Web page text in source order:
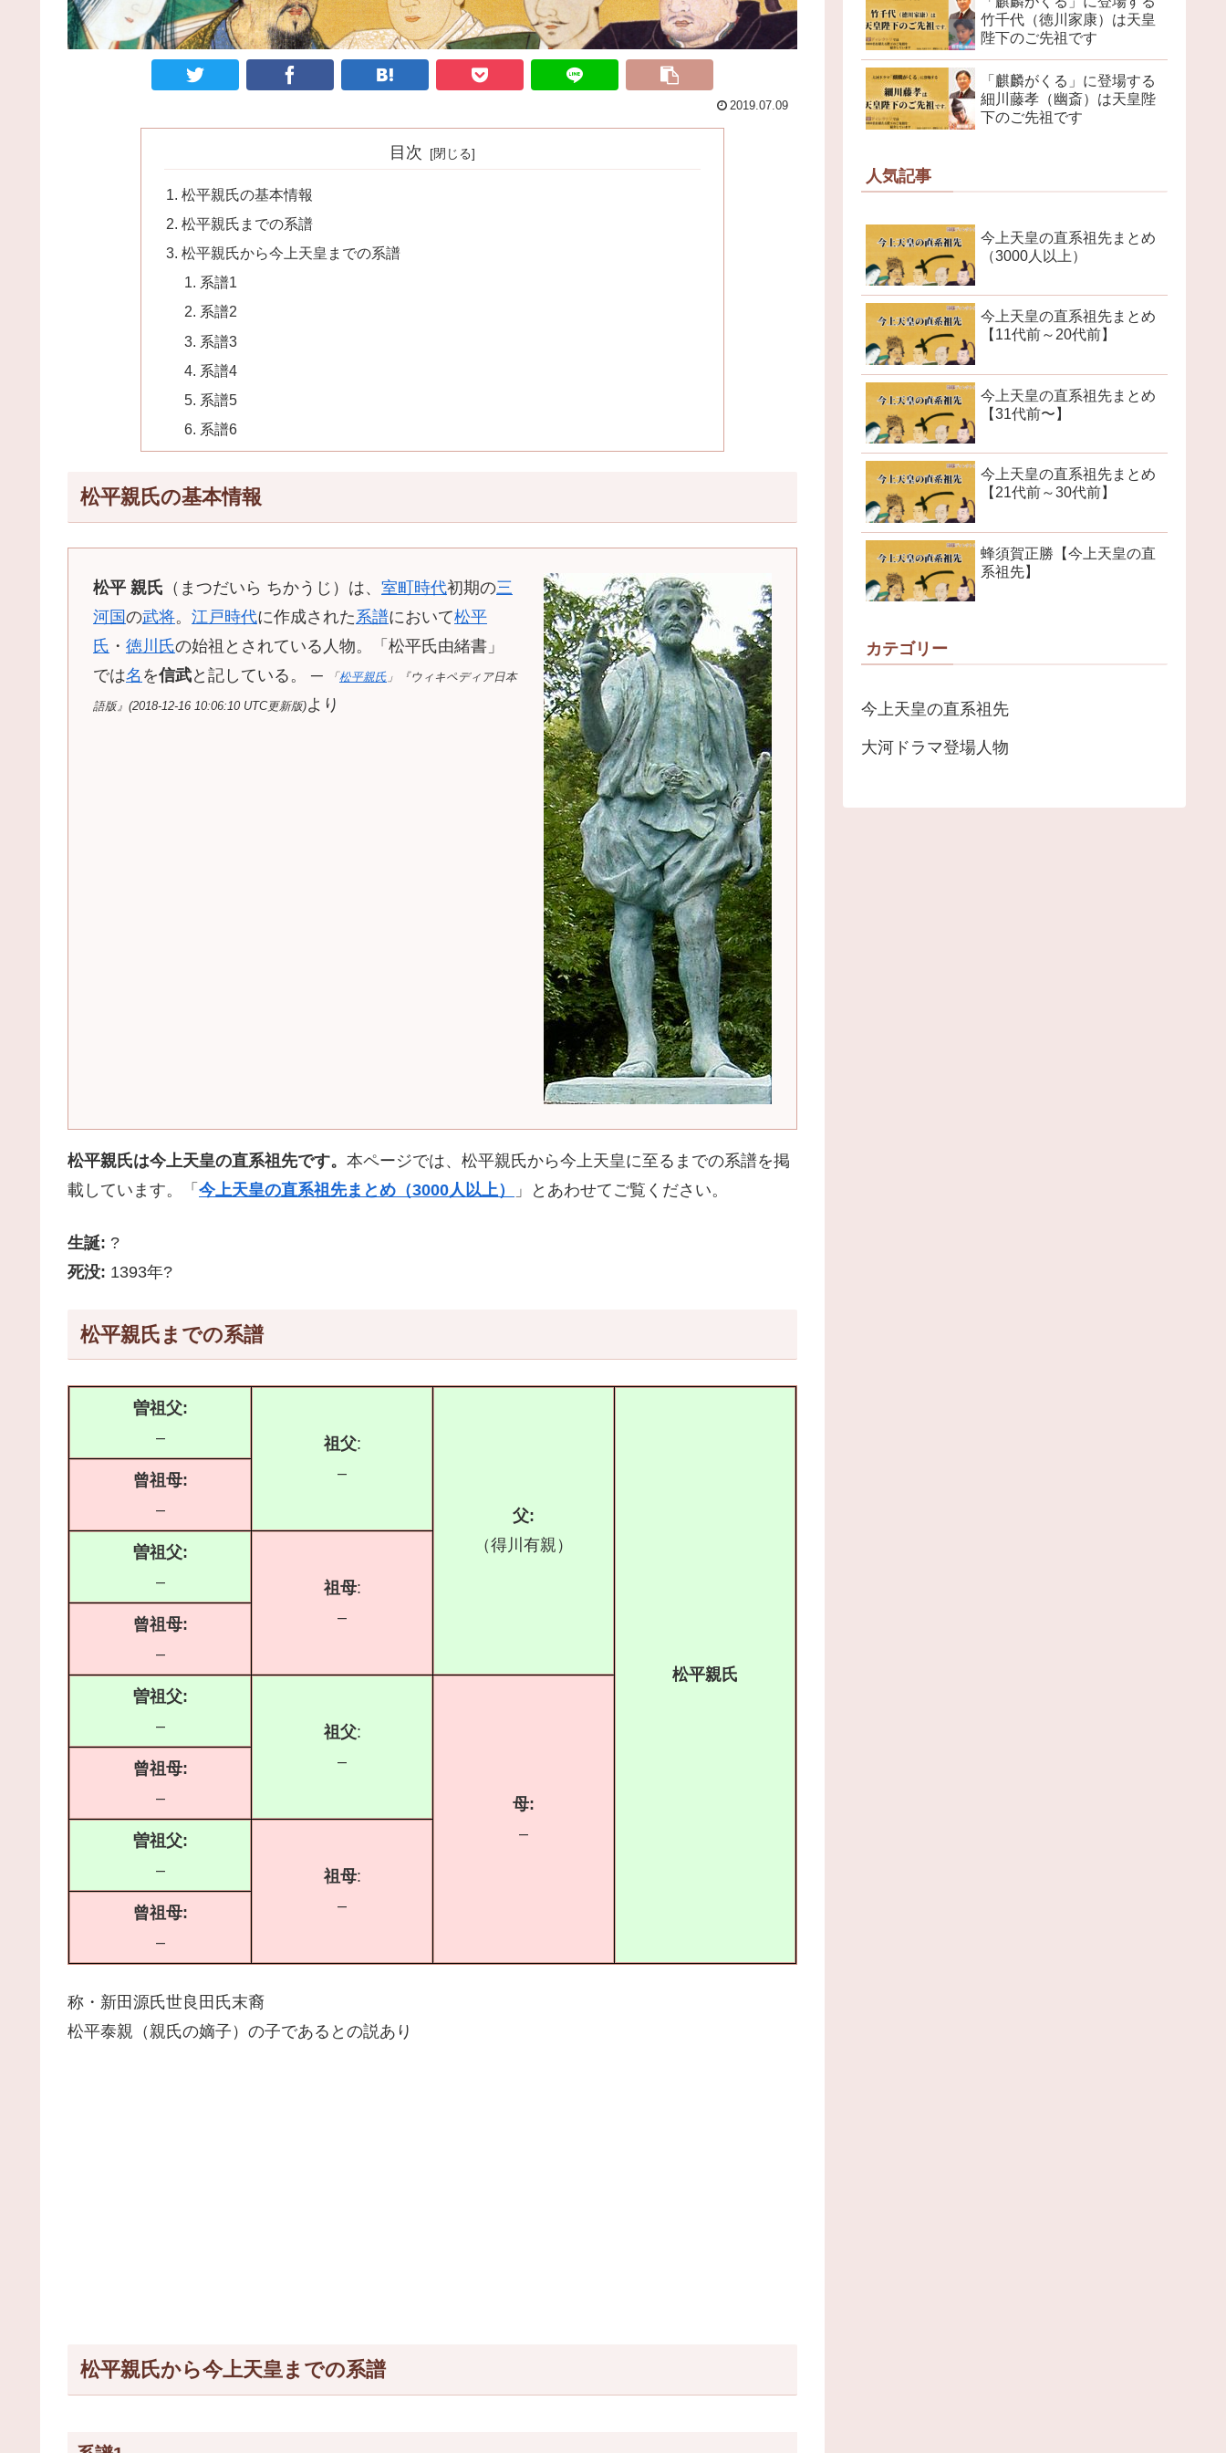
2019.07.09
目次
松平親氏の基本情報
松平親氏までの系譜
松平親氏から今上天皇までの系譜
系譜1
系譜2
系譜3
系譜4
系譜5
系譜6
松平親氏の基本情報
松平 親氏 （まつだいら ちかうじ）は、 室町時代初期の三
河国の武将。 江戸時代に作成された系譜において松平
氏 ・ 徳川氏の始祖とされている人物。「松平氏由緒書」
では名 を信武と記している。 ─ 「 松平親氏 」『ウィキペディア日本
語版』(2018-12-16 10:06:10 UTC更新版)より
松平親氏は今上天皇の直系祖先です。 本ページでは、松平親氏から今上天皇に至るまでの系譜を掲
載しています。「 今上天皇の直系祖先まとめ（3000人以上） 」とあわせてご覧ください。
生誕: ?
死没: 1393年?
松平親氏までの系譜
曽祖父:
–
祖父:
–
父:
（得川有親）
松平親氏
曾祖母:
–
曽祖父:
–
祖母:
–
曾祖母:
–
曽祖父:
–
祖父:
–
母:
–
曾祖母:
–
曽祖父:
–
祖母:
–
曾祖母:
–
称・新田源氏世良田氏末裔
松平泰親（親氏の嫡子）の子であるとの説あり
松平親氏から今上天皇までの系譜
竹千代（徳川家康）は天皇
陛下のご先祖です
「麒麟がくる」に登場する
細川藤孝（幽斎）は天皇陛
下のご先祖です
人気記事
今上天皇の直系祖先まとめ
（3000人以上）
今上天皇の直系祖先まとめ
【11代前～20代前】
今上天皇の直系祖先まとめ
【31代前〜】
今上天皇の直系祖先まとめ
【21代前～30代前】
蜂須賀正勝【今上天皇の直
系祖先】
カテゴリー
今上天皇の直系祖先
大河ドラマ登場人物